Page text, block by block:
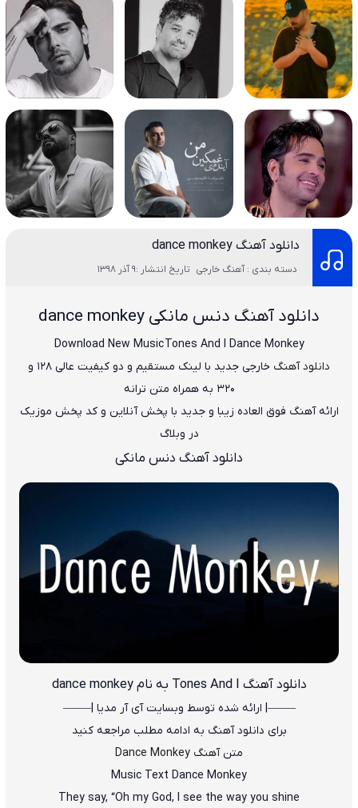
دانلود آهنگ dance monkey
دسته بندی : آهنگ خارجی تاریخ انتشار :9 آذر 1398
دانلود آهنگ دنس مانکی dance monkey
Download New Music Tones And I Dance Monkey
دانلود آهنگ
خارجی جدید با لینک مستقیم و دو کیفیت عالی ۱۲۸ و
۳۲۰ به همراه متن ترانه
ارائه آهنگ فوق العاده زیبا و جدید با پخش آنلاین و کد پخش موزیک
در وبلاگ
دانلود آهنگ دنس مانکی
دانلود آهنگ Tones And I به نام dance monkey
——–| ارائه شده توسط وبسایت آی آر مدیا |—–—
برای دانلود آهنگ به ادامه مطلب مراجعه کنید
متنآهنگ Dance Monkey
Music Text Dance Monkey
They say, “Oh my God, I see the way you shine